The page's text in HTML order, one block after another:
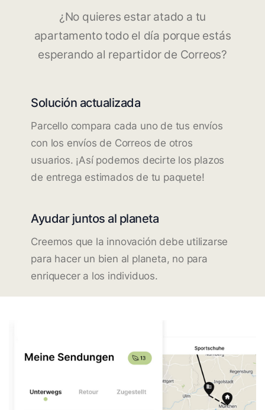
¿No quieres estar atado a tu
apartamento todo el día porque estás
esperando al repartidor de Correos?
Solución actualizada
Parcello compara cada uno de tus envíos
con los envíos de Correos de otros
usuarios. ¡Así podemos decirte los plazos
de entrega estimados de tu paquete!
Ayudar juntos al planeta
Creemos que la innovación debe utilizarse
para hacer un bien al planeta, no para
enriquecer a los individuos.